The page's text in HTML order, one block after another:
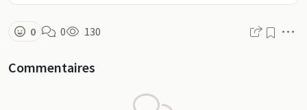
0 0 130
Commentaires